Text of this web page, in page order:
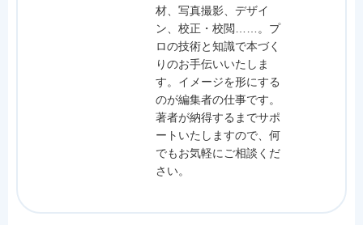
材、写真撮影、デザイ
ン、校正・校閲……。プ
ロの技術と知識で本づく
りのお手伝いいたしま
す。イメージを形にする
のが編集者の仕事です。
著者が納得するまでサポ
ートいたしますので、何
でもお気軽にご相談くだ
さい。